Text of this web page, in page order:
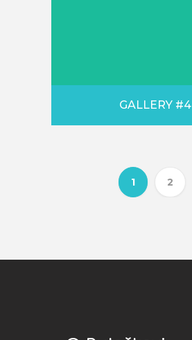
GALLERY #4
1 2